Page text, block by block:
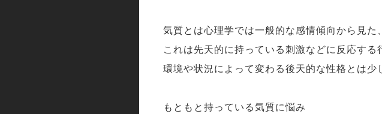
気質とは心理学では一般的な感情傾向から見た
これは先天的に持っている刺激などに反応する
環境や状況によって変わる後天的な性格とは少
もともと持っている気質に悩み